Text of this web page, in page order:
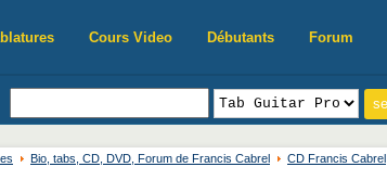
Cours Video Débutants Forum
Bio, tabs, CD, DVD, Forum de Francis Cabrel CD Francis Cabrel